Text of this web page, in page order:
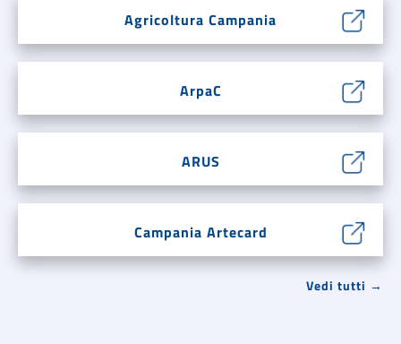
Agricoltura Campania
ArpaC
ARUS
Campania Artecard
Vedi tutti →